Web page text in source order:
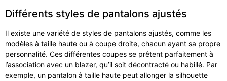
Différents styles de pantalons ajustés
Il existe une variété de styles de pantalons ajustés, comme les
modèles à taille haute ou à coupe droite, chacun ayant sa propre
personnalité. Ces différentes coupes se prêtent parfaitement à
l’association avec un blazer, qu’il soit décontracté ou habillé. Par
exemple, un pantalon à taille haute peut allonger la silhouette